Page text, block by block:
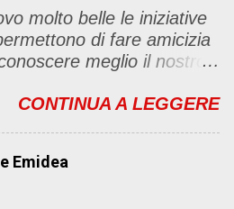
molto belle le iniziative
di fare amicizia
meglio il nostro
dell'amicizia .... Mi
anche di sentimenti ed
Non siete obbligate a
CONTINUA A LEGGERE
Emidea